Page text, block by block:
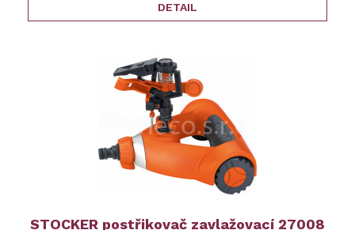
DETAIL
STOCKER postřikovač zavlažovací 27008